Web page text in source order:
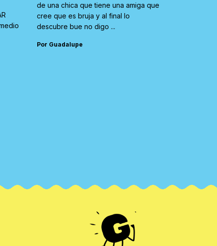
de una chica que tiene una amiga que
cree que es bruja y al final lo
descubre bue no digo ...
Por Guadalupe